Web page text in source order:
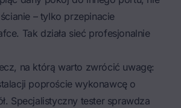
– tylko przepinacie
Tak działa sieć profesjonalnie
na którą warto zwrócić uwagę:
poproście wykonawcę o
Specjalistyczny tester sprawdza